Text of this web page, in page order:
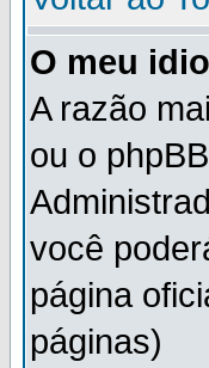
O meu
A razão
ou o
você
página
páginas)